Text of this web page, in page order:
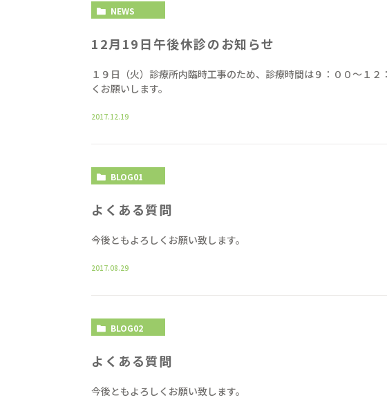
NEWS
12月19日午後休診のお知らせ
１９日（火）診療所内臨時工事のため、診療時間は９：００〜１
くお願いします。
2017.12.19
BLOG01
よくある質問
今後ともよろしくお願い致します。
2017.08.29
BLOG02
よくある質問
今後ともよろしくお願い致します。